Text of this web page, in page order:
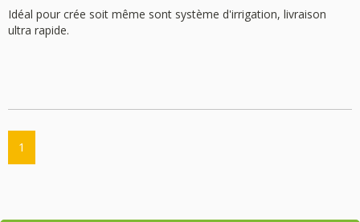
Idéal pour crée soit même sont système d'irrigation, livraison
ultra rapide.
1